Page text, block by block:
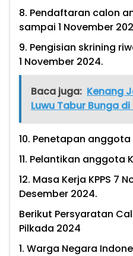
8. Pendaftaran calon
sampai 1 November
9. Pengisian skrining
1 November 2024.
Baca juga: Kenang
Luwu Tabur Bunga
10. Penetapan anggota
11. Pelantikan anggota
12. Masa Kerja KPPS 7
Desember 2024.
Berikut Persyaratan
Pilkada 2024
1. Warga Negara